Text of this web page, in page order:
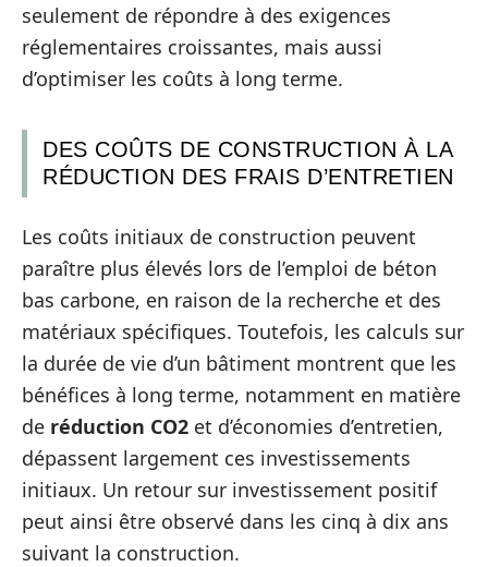
seulement de répondre à des exigences
réglementaires croissantes, mais aussi
d’optimiser les coûts à long terme.
DES COÛTS DE CONSTRUCTION À LA
RÉDUCTION DES FRAIS D’ENTRETIEN
Les coûts initiaux de construction peuvent
paraître plus élevés lors de l’emploi de béton
bas carbone, en raison de la recherche et des
matériaux spécifiques. Toutefois, les calculs sur
la durée de vie d’un bâtiment montrent que les
bénéfices à long terme, notamment en matière
de réduction CO2 et d’économies d’entretien,
dépassent largement ces investissements
initiaux. Un retour sur investissement positif
peut ainsi être observé dans les cinq à dix ans
suivant la construction.